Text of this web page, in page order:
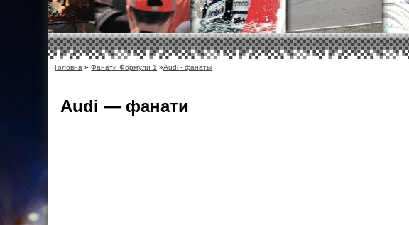
Головна »Фанати Формули 1 »Audi - фанаты
Audi — фанати